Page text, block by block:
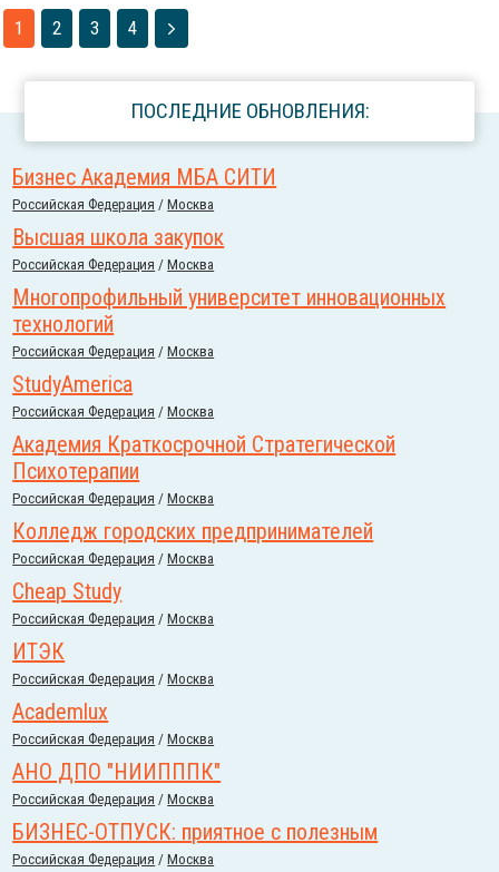
1 2 3 4
ПОСЛЕДНИЕ ОБНОВЛЕНИЯ:
Бизнес Академия МБА СИТИ
Российcкая Федерация /Москва
Высшая школа закупок
Российcкая Федерация /Москва
Многопрофильный университет инновационных
технологий
Российcкая Федерация /Москва
StudyAmerica
Российcкая Федерация /Москва
Академия Краткосрочной Стратегической
Психотерапии
Российcкая Федерация /Москва
Колледж городских предпринимателей
Российcкая Федерация /Москва
Cheap Study
Российcкая Федерация /Москва
ИТЭК
Российcкая Федерация /Москва
Academlux
Российcкая Федерация /Москва
АНО ДПО "НИИПППК"
Российcкая Федерация /Москва
БИЗНЕС-ОТПУСК: приятное с полезным
Российcкая Федерация /Москва